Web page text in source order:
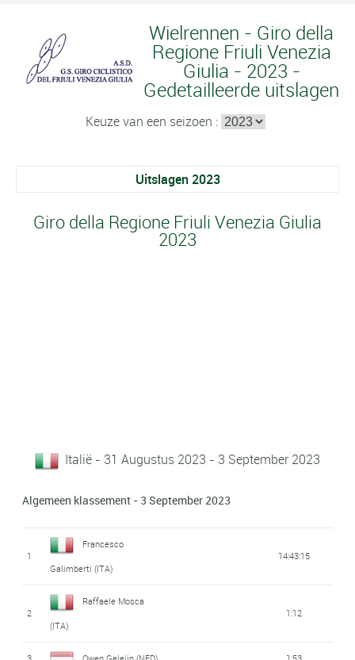
Wielrennen - Giro della
Regione Friuli Venezia
Giulia - 2023 -
Gedetailleerde uitslagen
Keuze van een seizoen :
Uitslagen 2023
Giro della Regione Friuli Venezia Giulia
2023
Italië - 31 Augustus 2023 - 3 September 2023
Algemeen klassement - 3 September 2023
1
Francesco
Galimberti (ITA)
14:43:15
2
Raffaele Mosca
(ITA)
1:12